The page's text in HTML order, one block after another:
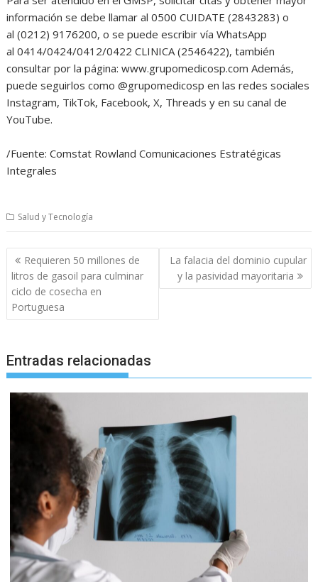
información se debe llamar al 0500 CUIDATE (2843283) o
al (0212) 9176200, o se puede escribir vía WhatsApp
al 0414/0424/0412/0422 CLINICA (2546422), también
consultar por la página: www.grupomedicosp.com Además,
puede seguirlos como @grupomedicosp en las redes sociales
Instagram, TikTok, Facebook, X, Threads y en su canal de
YouTube.
/Fuente: Comstat Rowland Comunicaciones Estratégicas
Integrales
Salud y Tecnología
Navegación
de
entradas
Requieren 50 millones de
litros de gasoil para culminar
ciclo de cosecha en
Portuguesa
La falacia del dominio cupular
y la pasividad mayoritaria
Entradas relacionadas